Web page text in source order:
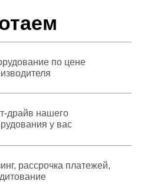
по цене
драйв нашего
у вас
рассрочка платежей,